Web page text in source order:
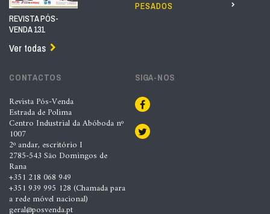
REVISTA PÓS-
VENDA 131
Ver todas
PESADOS
CONTACTOS
Revista Pós-Venda
Estrada de Polima
Centro Industrial da Abóboda nº
1007
2º andar, escritório I
2785-543 São Domingos de
Rana
+351 218 068 949
+351 939 995 128 (Chamada para
a rede móvel nacional)
geral@posvenda.pt
SIGA-NOS